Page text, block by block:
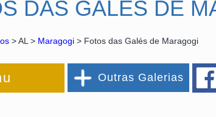
DAS GALÉS DE
> AL > Maragogi > Fotos das Galés de Maragogi
Outras Galerias